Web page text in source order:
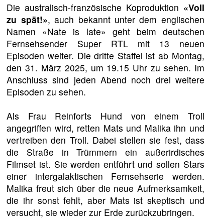
Die australisch-französische Koproduktion «Voll
zu spät!», auch bekannt unter dem englischen
Namen «Nate is late» geht beim deutschen
Fernsehsender Super RTL mit 13 neuen
Episoden weiter. Die dritte Staffel ist ab Montag,
den 31. März 2025, um 19.15 Uhr zu sehen. Im
Anschluss sind jeden Abend noch drei weitere
Episoden zu sehen.
Als Frau Reinforts Hund von einem Troll
angegriffen wird, retten Mats und Malika ihn und
vertreiben den Troll. Dabei stellen sie fest, dass
die Straße in Trümmern ein außerirdisches
Filmset ist. Sie werden entführt und sollen Stars
einer intergalaktischen Fernsehserie werden.
Malika freut sich über die neue Aufmerksamkeit,
die ihr sonst fehlt, aber Mats ist skeptisch und
versucht, sie wieder zur Erde zurückzubringen.